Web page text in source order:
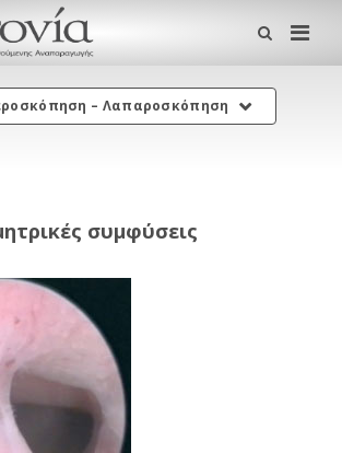
– Λαπαροσκόπηση
συμφύσεις